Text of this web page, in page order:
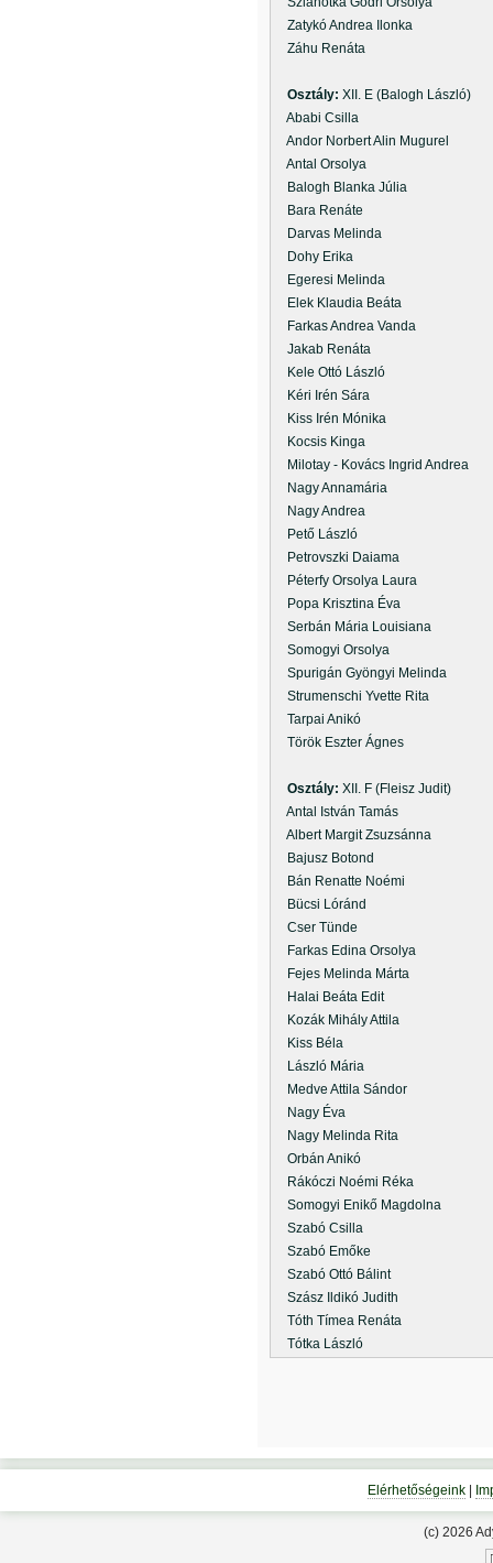
Zatykó Andrea Ilonka
Záhu Renáta
Osztály: XII. E (Balogh László)
Ababi Csilla
Andor Norbert Alin Mugurel
Antal Orsolya
Balogh Blanka Júlia
Bara Renáte
Darvas Melinda
Dohy Erika
Egeresi Melinda
Elek Klaudia Beáta
Farkas Andrea Vanda
Jakab Renáta
Kele Ottó László
Kéri Irén Sára
Kiss Irén Mónika
Kocsis Kinga
Milotay - Kovács Ingrid Andrea
Nagy Annamária
Nagy Andrea
Pető László
Petrovszki Daiama
Péterfy Orsolya Laura
Popa Krisztina Éva
Serbán Mária Louisiana
Somogyi Orsolya
Spurigán Gyöngyi Melinda
Strumenschi Yvette Rita
Tarpai Anikó
Török Eszter Ágnes
Osztály: XII. F (Fleisz Judit)
Antal István Tamás
Albert Margit Zsuzsánna
Bajusz Botond
Bán Renatte Noémi
Bücsi Lóránd
Cser Tünde
Farkas Edina Orsolya
Fejes Melinda Márta
Halai Beáta Edit
Kozák Mihály Attila
Kiss Béla
László Mária
Medve Attila Sándor
Nagy Éva
Nagy Melinda Rita
Orbán Anikó
Rákóczi Noémi Réka
Somogyi Enikő Magdolna
Szabó Csilla
Szabó Emőke
Szabó Ottó Bálint
Szász Ildikó Judith
Tóth Tímea Renáta
Tótka László
Elérhetőségeink|
(c) 2026